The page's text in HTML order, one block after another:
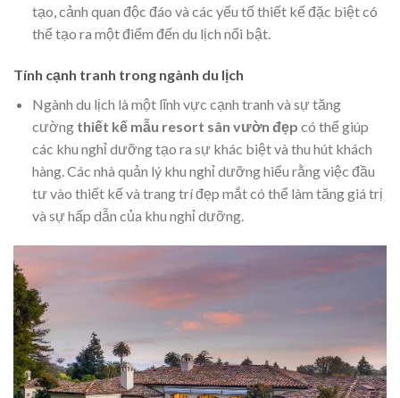
tạo, cảnh quan độc đáo và các yếu tố thiết kế đặc biệt có
thể tạo ra một điểm đến du lịch nổi bật.
Tính cạnh tranh trong ngành du lịch
Ngành du lịch là một lĩnh vực cạnh tranh và sự tăng
cường thiết kế mẫu resort sân vườn đẹp có thể giúp
các khu nghỉ dưỡng tạo ra sự khác biệt và thu hút khách
hàng. Các nhà quản lý khu nghỉ dưỡng hiểu rằng việc đầu
tư vào thiết kế và trang trí đẹp mắt có thể làm tăng giá trị
và sự hấp dẫn của khu nghỉ dưỡng.